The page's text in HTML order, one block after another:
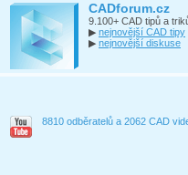
CADforum.cz
9.100+ CAD tipů a
▶ nejnovější CAD tipy
▶ nejnovější diskuse
8810 odběratelů a 2062 CAD